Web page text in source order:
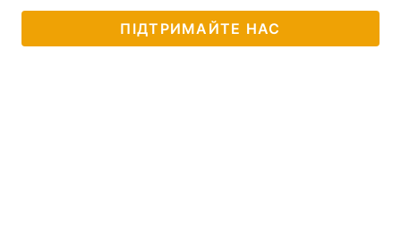
ПІДТРИМАЙТЕ НАС